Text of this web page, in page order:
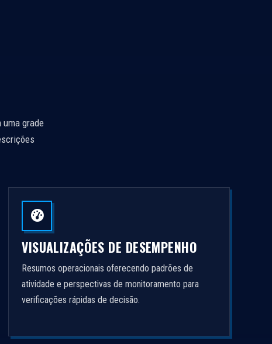
grade
VISUALIZAÇÕES DE DESEMPENHO
Resumos operacionais oferecendo padrões de
atividade e perspectivas de monitoramento para
verificações rápidas de decisão.